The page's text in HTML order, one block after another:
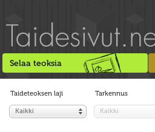
Selaa teoksia
Taideteoksen laji
Kaikki
Tarkennus
Kaikki